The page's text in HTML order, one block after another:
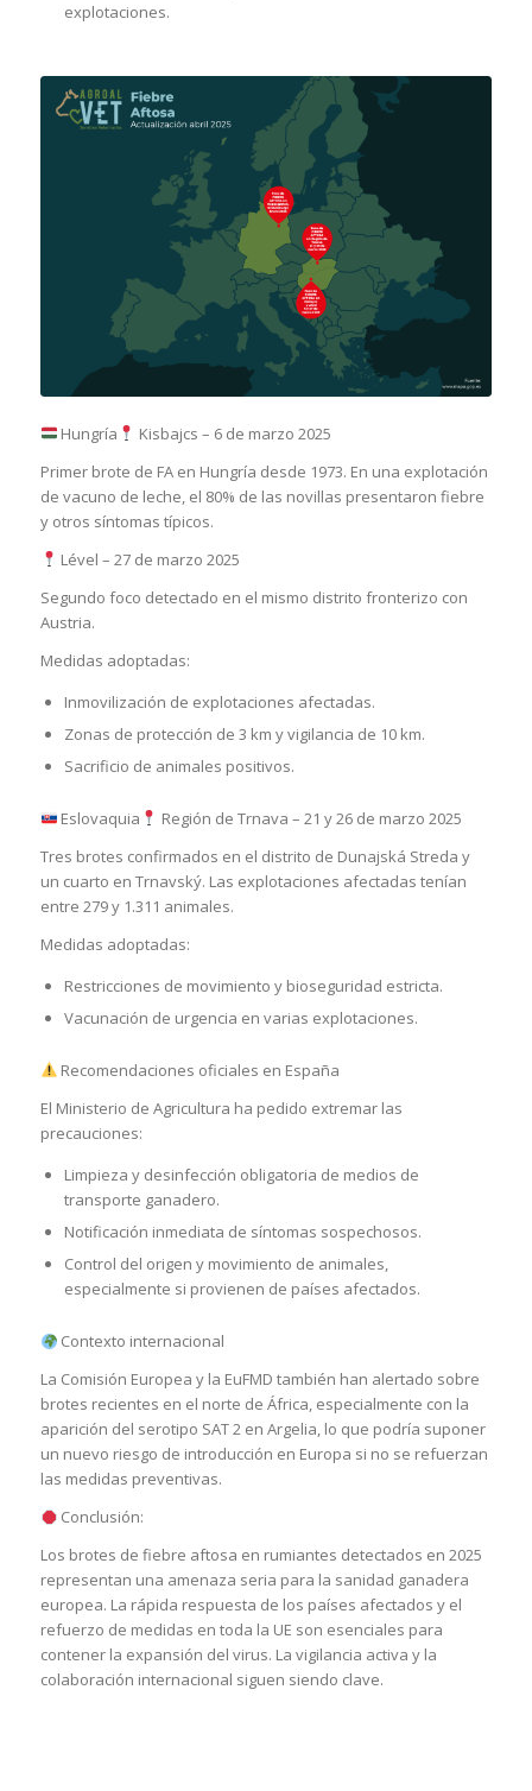
explotaciones.
Hungría
Kisbajcs – 6 de marzo 2025
Primer brote de FA en Hungría desde 1973. En una explotación
de vacuno de leche, el 80% de las novillas presentaron fiebre
y otros síntomas típicos.
Lével – 27 de marzo 2025
Segundo foco detectado en el mismo distrito fronterizo con
Austria.
Medidas adoptadas:
Inmovilización de explotaciones afectadas.
Zonas de protección de 3 km y vigilancia de 10 km.
Sacrificio de animales positivos.
Eslovaquia
Región de Trnava – 21 y 26 de marzo 2025
Tres brotes confirmados en el distrito de Dunajská Streda y
un cuarto en Trnavský. Las explotaciones afectadas tenían
entre 279 y 1.311 animales.
Medidas adoptadas:
Restricciones de movimiento y bioseguridad estricta.
Vacunación de urgencia en varias explotaciones.
Recomendaciones oficiales en España
El Ministerio de Agricultura ha pedido extremar las
precauciones:
Limpieza y desinfección obligatoria de medios de
transporte ganadero.
Notificación inmediata de síntomas sospechosos.
Control del origen y movimiento de animales,
especialmente si provienen de países afectados.
Contexto internacional
La Comisión Europea y la EuFMD también han alertado sobre
brotes recientes en el norte de África, especialmente con la
aparición del serotipo SAT 2 en Argelia, lo que podría suponer
un nuevo riesgo de introducción en Europa si no se refuerzan
las medidas preventivas.
Conclusión:
Los brotes de fiebre aftosa en rumiantes detectados en 2025
representan una amenaza seria para la sanidad ganadera
europea. La rápida respuesta de los países afectados y el
refuerzo de medidas en toda la UE son esenciales para
contener la expansión del virus. La vigilancia activa y la
colaboración internacional siguen siendo clave.